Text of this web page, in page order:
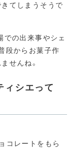
てしまうそうで
での出来事やシェ
段からお菓子作
せんね。
ィシエって
コレートをもら